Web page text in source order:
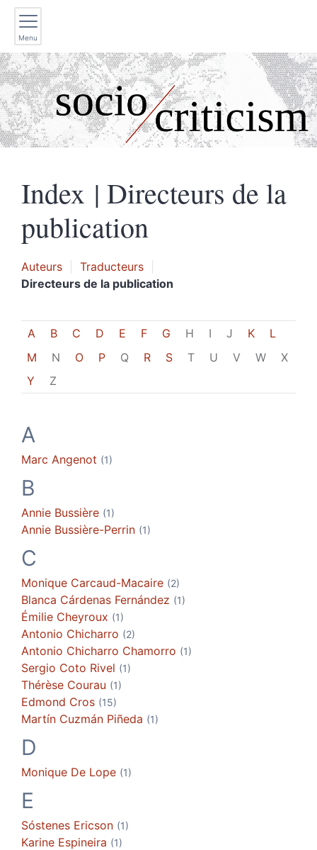
Menu
Index | Directeurs de la
publication
Auteurs
Traducteurs
Directeurs de la publication
A B C D E F G H I J K
L
M
N O P Q R S T U V W
X
Y
Z
A
Marc Angenot (1)
B
Annie Bussière (1)
Annie Bussière-Perrin (1)
C
Monique Carcaud-Macaire (2)
Blanca Cárdenas Fernández (1)
Émilie Cheyroux (1)
Antonio Chicharro (2)
Antonio Chicharro Chamorro (1)
Sergio Coto Rivel (1)
Thérèse Courau (1)
Edmond Cros (15)
Martín Cuzmán Piñeda (1)
D
Monique De Lope (1)
E
Sóstenes Ericson (1)
Karine Espineira (1)